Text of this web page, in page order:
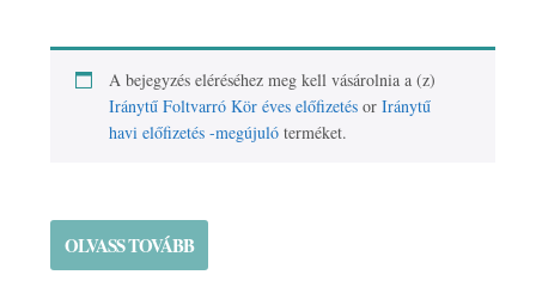
A bejegyzés eléréséhez meg kell vásárolnia a (z)
Iránytű Foltvarró Kör éves előfizetés orIránytű
havi előfizetés -megújuló terméket.
OLVASS TOVÁBB